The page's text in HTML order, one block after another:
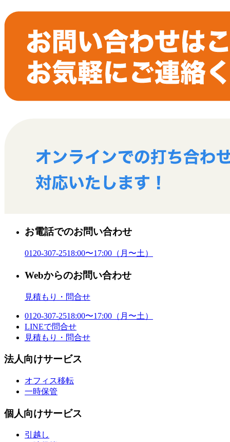
お電話でのお問い合わせ
0120-307-2518:00〜17:00（月〜土）
Webからのお問い合わせ
見積もり・問合せ
0120-307-2518:00〜17:00（月〜土）
LINEで問合せ
見積もり・問合せ
法人向けサービス
オフィス移転
一時保管
個人向けサービス
引越し